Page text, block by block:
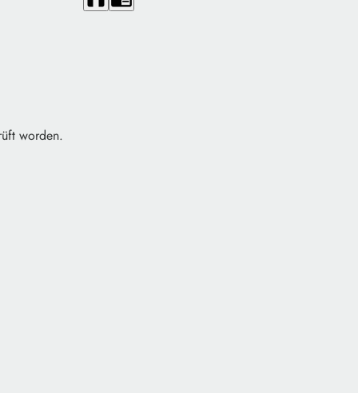
worden.